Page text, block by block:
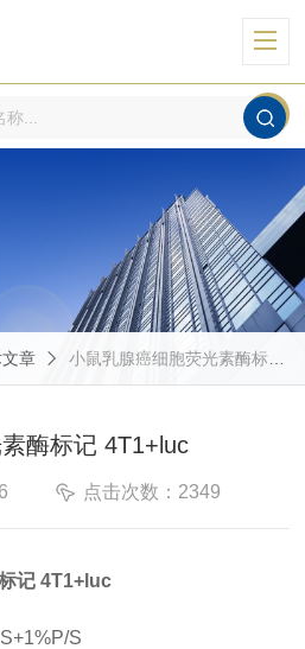
章 小鼠乳腺癌细胞荧光素酶标记 4T1+luc
酶标记 4T1+luc
点击次数：2349
记 4T1+luc
S